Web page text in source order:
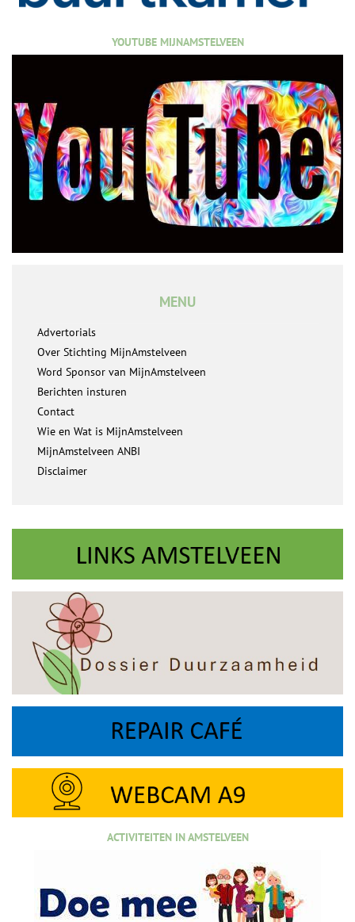
YOUTUBE MIJNAMSTELVEEN
MENU
Advertorials
Over Stichting MijnAmstelveen
Word Sponsor van MijnAmstelveen
Berichten insturen
Contact
Wie en Wat is MijnAmstelveen
MijnAmstelveen ANBI
Disclaimer
ACTIVITEITEN IN AMSTELVEEN